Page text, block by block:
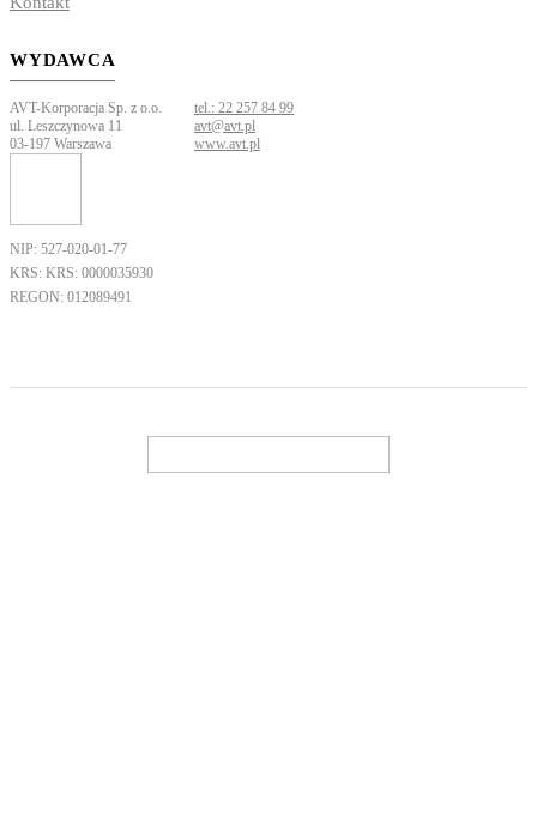
WYDAWCA
AVT-Korporacja Sp. z o.o.
tel.: 22 257 84 99
ul. Leszczynowa 11
avt@avt.pl
03-197 Warszawa
www.avt.pl
NIP: 527-020-01-77
KRS: KRS: 0000035930
REGON: 012089491